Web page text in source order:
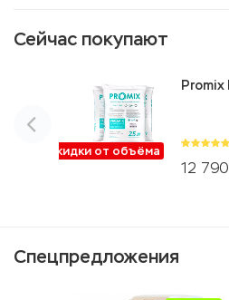
Сейчас покупают
Скидки от объёма
12 790
Promix
Спецпредложения